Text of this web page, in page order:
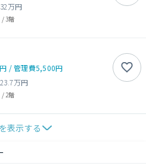
32万円
/3階
/管理費5,500円
23.7万円
/ 2階
表示する